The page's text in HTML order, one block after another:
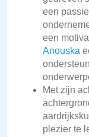
een
een
Anouska
Met zijn
plezier te